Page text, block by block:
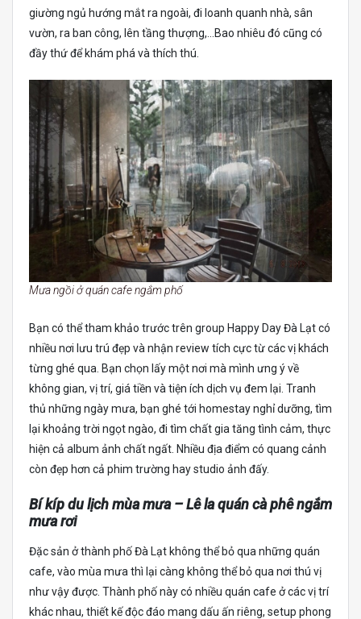
giường ngủ hướng mắt ra ngoài, đi loanh quanh nhà, sân
vườn, ra ban công, lên tầng thượng,…Bao nhiêu đó cũng có
đầy thứ để khám phá và thích thú.
Mưa ngồi ở quán cafe ngắm phố
Bạn có thể tham khảo trước trên group Happy Day Đà Lạt có
nhiều nơi lưu trú đẹp và nhận review tích cực từ các vị khách
từng ghé qua. Bạn chọn lấy một nơi mà mình ưng ý về
không gian, vị trí, giá tiền và tiện ích dịch vụ đem lại. Tranh
thủ những ngày mưa, bạn ghé tới homestay nghỉ dưỡng, tìm
lại khoảng trời ngọt ngào, đi tìm chất gia tăng tình cảm, thực
hiện cả album ảnh chất ngất. Nhiều địa điểm có quang cảnh
còn đẹp hơn cả phim trường hay studio ảnh đấy.
Bí kíp du lịch mùa mưa – Lê la quán cà phê ngắm
mưa rơi
Đặc sản ở thành phố Đà Lạt không thể bỏ qua những quán
cafe, vào mùa mưa thì lại càng không thể bỏ qua nơi thú vị
như vậy được. Thành phố này có nhiều quán cafe ở các vị trí
khác nhau, thiết kế độc đáo mang dấu ấn riêng, setup phong